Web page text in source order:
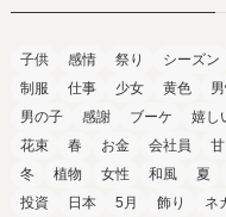
子供 感情 祭り シーズン
制服
仕事 少女 黄色
男の子
感謝 ブーケ 嬉し
花束
春 お金 会社員
冬
植物 女性 和風 夏
投資
日本 5月 飾り ネ